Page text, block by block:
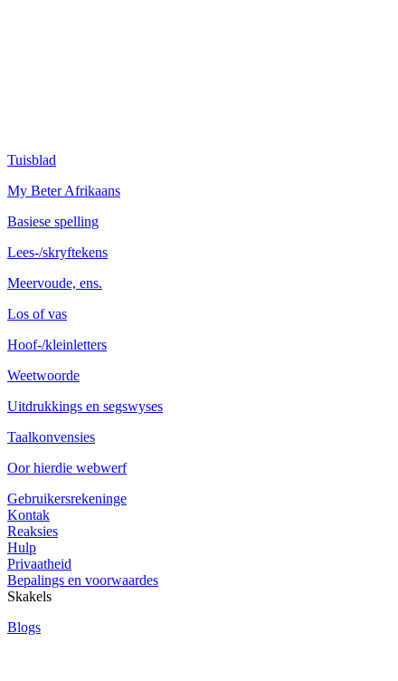
Tuisblad
My Beter Afrikaans
Basiese spelling
Lees-/skryftekens
Meervoude, ens.
Los of vas
Hoof-/kleinletters
Weetwoorde
Uitdrukkings en segswyses
Taalkonvensies
Oor hierdie webwerf
Gebruikersrekeninge
Kontak
Reaksies
Hulp
Privaatheid
Bepalings en voorwaardes
Skakels
Blogs